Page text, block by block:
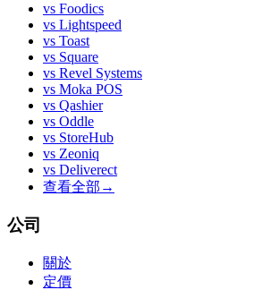
vs Foodics
vs Lightspeed
vs Toast
vs Square
vs Revel Systems
vs Moka POS
vs Qashier
vs Oddle
vs StoreHub
vs Zeoniq
vs Deliverect
查看全部 →
公司
關於
定價